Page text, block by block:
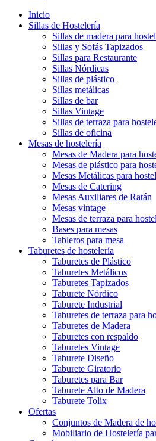
Inicio
Sillas de Hostelería
Sillas de madera para
Sillas y Sofás Tapizados
Sillas para Restaurante
Sillas Nórdicas
Sillas de plástico
Sillas metálicas
Sillas de bar
Sillas Vintage
Sillas de terraza para
Sillas de oficina
Mesas de hostelería
Mesas de Madera para
Mesas de plástico para
Mesas Metálicas para
Mesas de Catering
Mesas Auxiliares de Ratán
Mesas vintage
Mesas de terraza para
Bases para mesas
Tableros para mesa
Taburetes de hostelería
Taburetes de Plástico
Taburetes Metálicos
Taburetes Tapizados
Taburete Nórdico
Taburete Industrial
Taburetes de terraza para
Taburetes de Madera
Taburetes con respaldo
Taburetes Vintage
Taburete Diseño
Taburete Giratorio
Taburetes para Bar
Taburete Alto de Madera
Taburete Tolix
Ofertas
Conjuntos de Madera de
Mobiliario de Hostelería